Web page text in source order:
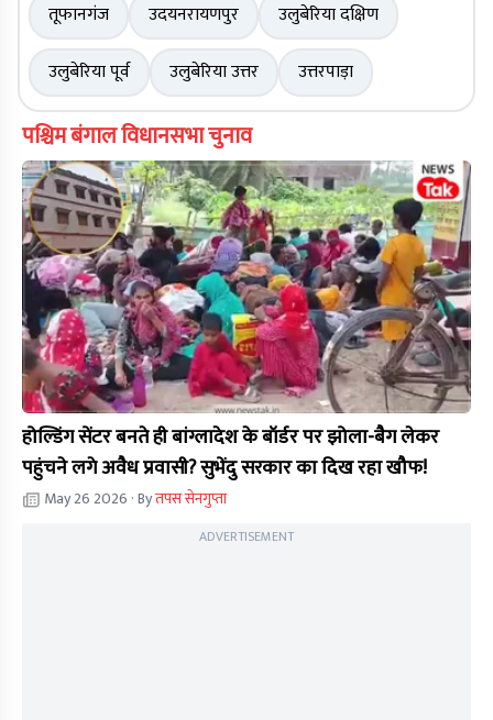
तूफानगंज
उदयनरायणपुर
उलुबेरिया दक्षिण
उलुबेरिया पूर्व
उलुबेरिया उत्तर उत्तरपाड़ा
पश्चिम बंगाल विधानसभा चुनाव
होल्डिंग सेंटर बनते ही बांग्लादेश के बॉर्डर पर झोला-बैग लेकर
पहुंचने लगे अवैध प्रवासी? सुभेंदु सरकार का दिख रहा खौफ!
May 26 2026 · Byतपस सेनगुप्ता
ADVERTISEMENT